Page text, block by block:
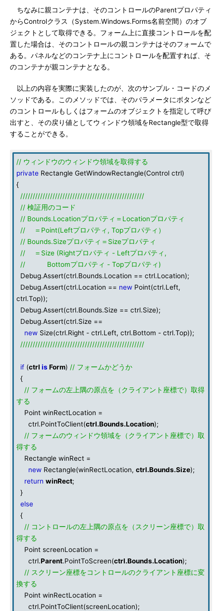
ちなみに親コンテナは、そのコントロールのParentプロパティ
からControlクラス（System.Windows.Forms名前空間）のオブ
ジェクトとして取得できる。フォーム上に直接コントロールを配
置した場合は、そのコントロールの親コンテナはそのフォームで
ある。パネルなどのコンテナ上にコントロールを配置すれば、そ
のコンテナが親コンテナとなる。
以上の内容を実際に実装したのが、次のサンプル・コードのメ
ソッドである。このメソッドでは、そのパラメータにボタンなど
のコントロールもしくはフォームのオブジェクトを指定して呼び
出すと、その戻り値としてウィンドウ領域をRectangle型で取得
することができる。
// ウィンドウのウィンドウ領域を取得する
private Rectangle GetWindowRectangle(Control ctrl)
{
//////////////////////////////////////////////////
// 検証用のコード
// Bounds.Locationプロパティ＝Locationプロパティ
// ＝Point(Leftプロパティ, Topプロパティ）
// Bounds.Sizeプロパティ＝Sizeプロパティ
// ＝Size (Rightプロパティ - Leftプロパティ,
// Bottomプロパティ - Topプロパティ)
Debug.Assert(ctrl.Bounds.Location == ctrl.Location);
Debug.Assert(ctrl.Location == new Point(ctrl.Left,
ctrl.Top));
Debug.Assert(ctrl.Bounds.Size == ctrl.Size);
Debug.Assert(ctrl.Size ==
new Size(ctrl.Right - ctrl.Left, ctrl.Bottom - ctrl.Top));
//////////////////////////////////////////////////
if (ctrl is Form) // フォームかどうか
{
// フォームの左上隅の原点を（クライアント座標で）取得
する
Point winRectLocation =
ctrl.PointToClient(ctrl.Bounds.Location);
// フォームのウィンドウ領域を（クライアント座標で）取
得する
Rectangle winRect =
new Rectangle(winRectLocation, ctrl.Bounds.Size);
return winRect;
}
else
{
// コントロールの左上隅の原点を（スクリーン座標で）取
得する
Point screenLocation =
ctrl.Parent.PointToScreen(ctrl.Bounds.Location);
// スクリーン座標をコントロールのクライアント座標に変
換する
Point winRectLocation =
ctrl.PointToClient(screenLocation);